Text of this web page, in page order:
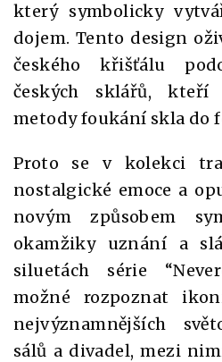
který symbolicky
dojem. Tento design
českého křišťálu
českých sklářů,
metody foukání skla do
Proto se v kolekci
nostalgické emoce a
novým způsobem
okamžiky uznání a
siluetách série
možné rozpoznat
nejvýznamnějších
sálů a divadel, mezi